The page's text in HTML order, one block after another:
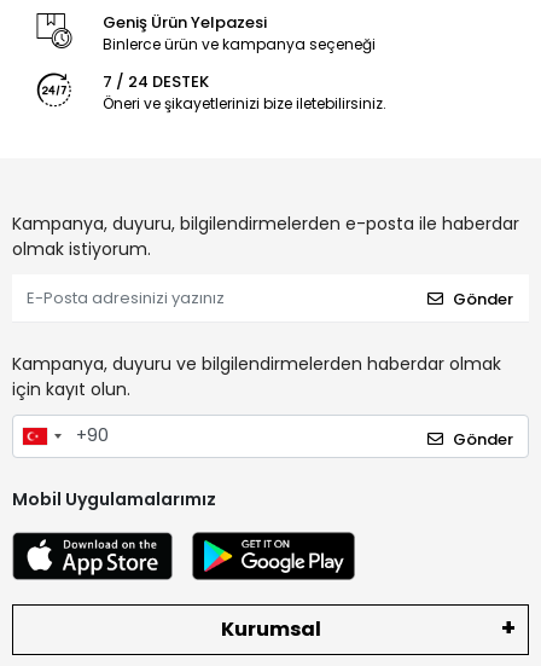
Geniş Ürün Yelpazesi
Binlerce ürün ve kampanya seçeneği
7 / 24 DESTEK
Öneri ve şikayetlerinizi bize iletebilirsiniz.
Kampanya, duyuru, bilgilendirmelerden e-posta ile haberdar
olmak istiyorum.
Gönder
Kampanya, duyuru ve bilgilendirmelerden haberdar olmak
için kayıt olun.
Gönder
Mobil Uygulamalarımız
Kurumsal